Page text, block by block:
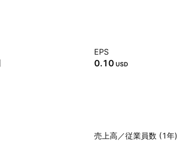
EPS
0.10 USD
売上高／従業員数 (1年)